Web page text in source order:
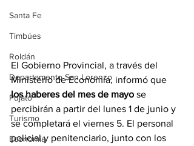
Santa Fe
Timbúes
Roldán
Departamento San Lorenzo
Pujato
Turismo
Economía
El Gobierno Provincial, a través del
Ministerio de Economía, informó que
los haberes del mes de mayo se
percibirán a partir del lunes 1 de junio y
se completará el viernes 5. El personal
policial y penitenciario, junto con los